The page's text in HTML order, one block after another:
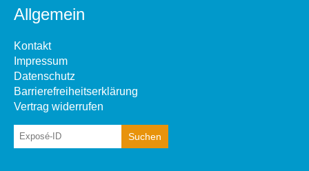
Allgemein
Kontakt
Impressum
Datenschutz
Barrierefreiheitserklärung
Vertrag widerrufen